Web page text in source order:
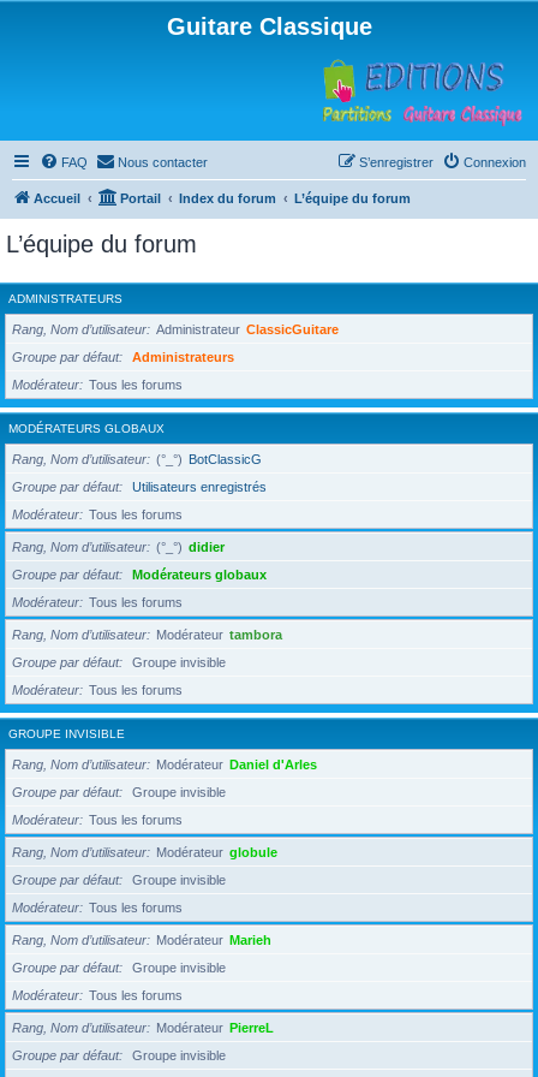
Guitare Classique
FAQ Nous contacter Connexion
S’enregistrer
Accueil Portail Index du forum L’équipe du forum
L’équipe du forum
ADMINISTRATEURS
Rang, Nom d’utilisateur Administrateur ClassicGuitare
Groupe par défaut
Administrateurs
Modérateur
Tous les forums
MODÉRATEURS GLOBAUX
Rang, Nom d’utilisateur (°_°) BotClassicG
Groupe par défaut
Utilisateurs enregistrés
Modérateur
Tous les forums
Rang, Nom d’utilisateur (°_°) didier
Groupe par défaut
Modérateurs globaux
Modérateur
Tous les forums
Rang, Nom d’utilisateur Modérateur tambora
Groupe par défaut
Groupe invisible
Modérateur
Tous les forums
GROUPE INVISIBLE
Rang, Nom d’utilisateur Modérateur Daniel d'Arles
Groupe par défaut
Groupe invisible
Modérateur
Tous les forums
Rang, Nom d’utilisateur Modérateur globule
Groupe par défaut
Groupe invisible
Modérateur
Tous les forums
Rang, Nom d’utilisateur Modérateur Marieh
Groupe par défaut
Groupe invisible
Modérateur
Tous les forums
Rang, Nom d’utilisateur Modérateur PierreL
Groupe par défaut
Groupe invisible